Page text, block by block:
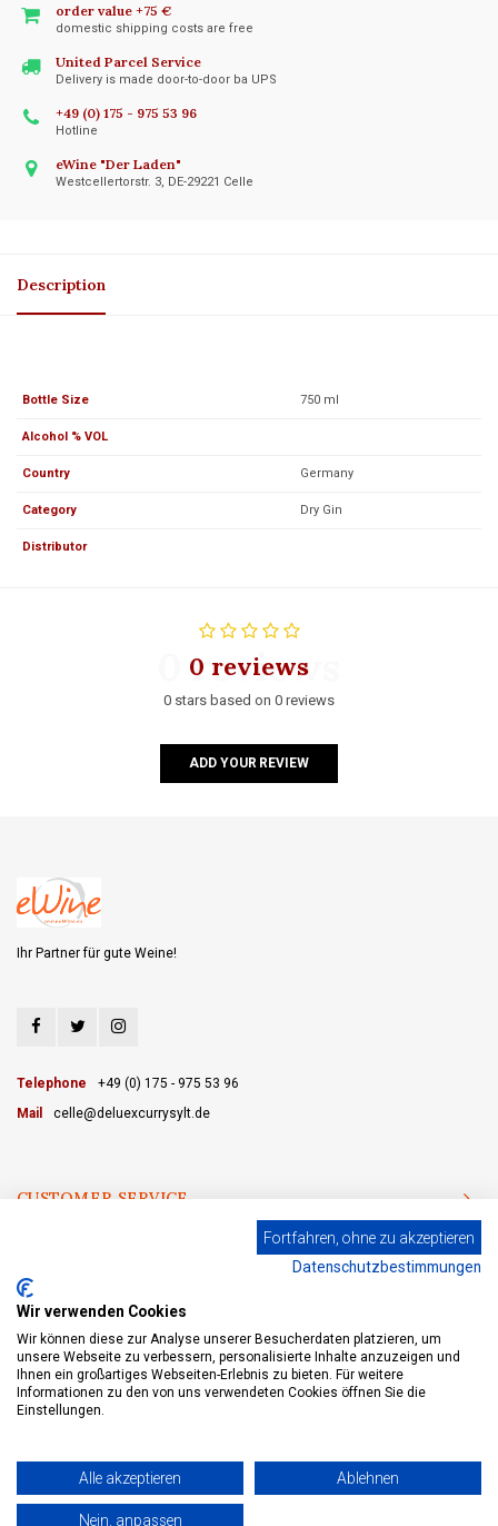
order value +75 €
domestic shipping costs are free
United Parcel Service
Delivery is made door-to-door ba UPS
+49 (0) 175 - 975 53 96
Hotline
eWine "Der Laden"
Westcellertorstr. 3, DE-29221 Celle
Description
Bottle Size 750 ml
Alcohol % VOL
Country Germany
Category Dry Gin
Distributor
0 reviews
0 reviews
0 stars based on 0 reviews
ADD YOUR REVIEW
Ihr Partner für gute Weine!
Telephone
+49 (0) 175 - 975 53 96
Mail
celle@deluexcurrysylt.de
CUSTOMER SERVICE
MY ACCOUNT
© Copyright 2026 eWine-Your partner for good wines! - Powered byLightspeed
Fortfahren, ohne zu akzeptieren
Datenschutzbestimmungen
Wir verwenden Cookies
Wir können diese zur Analyse unserer Besucherdaten platzieren, um
unsere Webseite zu verbessern, personalisierte Inhalte anzuzeigen und
Ihnen ein großartiges Webseiten-Erlebnis zu bieten. Für weitere
Informationen zu den von uns verwendeten Cookies öffnen Sie die
Einstellungen.
Alle akzeptieren Ablehnen
Nein, anpassen